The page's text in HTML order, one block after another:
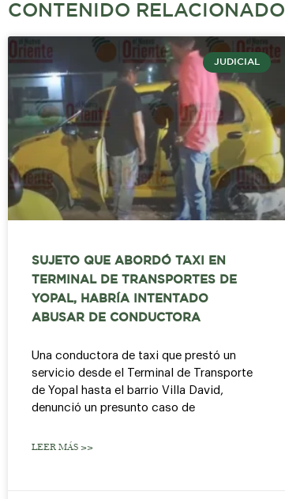
CONTENIDO RELACIONADO
JUDICIAL
SUJETO QUE ABORDÓ TAXI EN
TERMINAL DE TRANSPORTES DE
YOPAL, HABRÍA INTENTADO
ABUSAR DE CONDUCTORA
Una conductora de taxi que prestó un
servicio desde el Terminal de Transporte
de Yopal hasta el barrio Villa David,
denunció un presunto caso de
LEER MÁS >>